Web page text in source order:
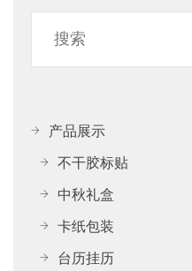
产品展示
不干胶标贴
中秋礼盒
卡纸包装
台历挂历